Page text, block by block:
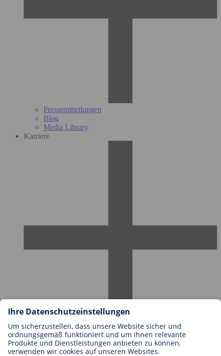
Pressemitteilungen
Blog
Media Library
Karriere
Karriere bei BIOTRONIK
Einstieg